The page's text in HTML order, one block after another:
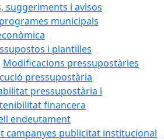
suggeriments i avisos
municipals
i plantilles
Modificacions pressupostàries
pressupostària
pressupostària i
financera
endeutament
campanyes publicitat institucional